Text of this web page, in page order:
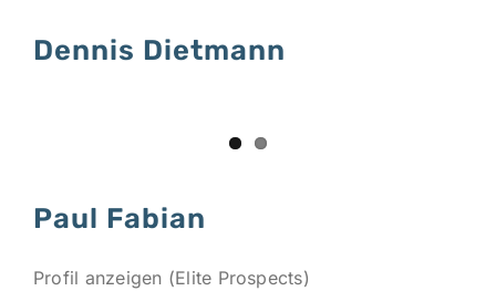
Dennis Dietmann
Paul Fabian
Profil anzeigen (Elite Prospects)